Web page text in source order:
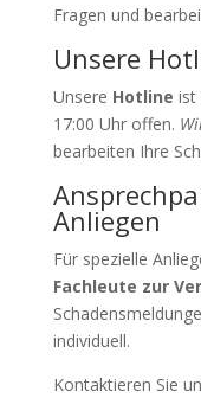
Fragen und
Unsere
Unsere Hotline ist
17:00 Uhr offen.
bearbeiten Ihre
Anliegen
Für spezielle
Fachleute zur
individuell.
Kontaktieren Sie